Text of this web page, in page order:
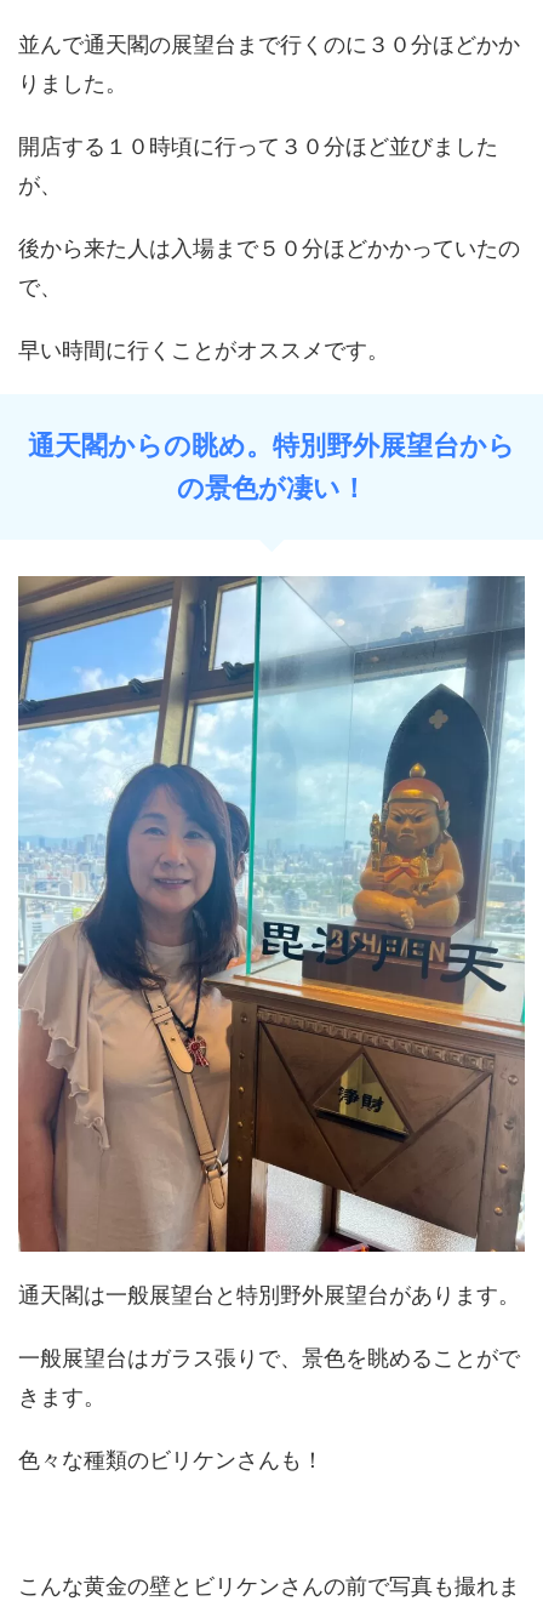
並んで通天閣の展望台まで行くのに３０分ほどかか
りました。
開店する１０時頃に行って３０分ほど並びました
が、
後から来た人は入場まで５０分ほどかかっていたの
で、
早い時間に行くことがオススメです。
通天閣からの眺め。特別野外展望台から
の景色が凄い！
通天閣は一般展望台と特別野外展望台があります。
一般展望台はガラス張りで、景色を眺めることがで
きます。
色々な種類のビリケンさんも！
こんな黄金の壁とビリケンさんの前で写真も撮れま